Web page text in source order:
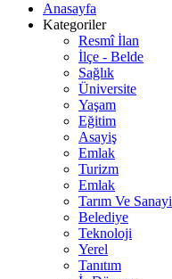
Anasayfa
Kategoriler
Resmî İlan
İlçe - Belde
Sağlık
Üniversite
Yaşam
Eğitim
Asayiş
Emlak
Turizm
Emlak
Tarım Ve Sanayi
Belediye
Teknoloji
Yerel
Tanıtım